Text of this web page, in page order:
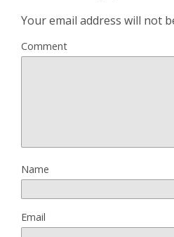
Your email address will not
Comment
Name
Email